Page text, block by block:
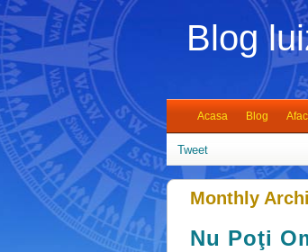
Blog
Acasa Blog
Tweet
Monthly
Nu Poţi